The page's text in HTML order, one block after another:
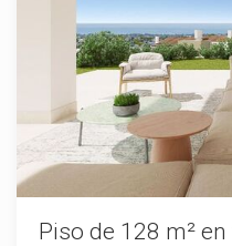
Piso de 128 m²